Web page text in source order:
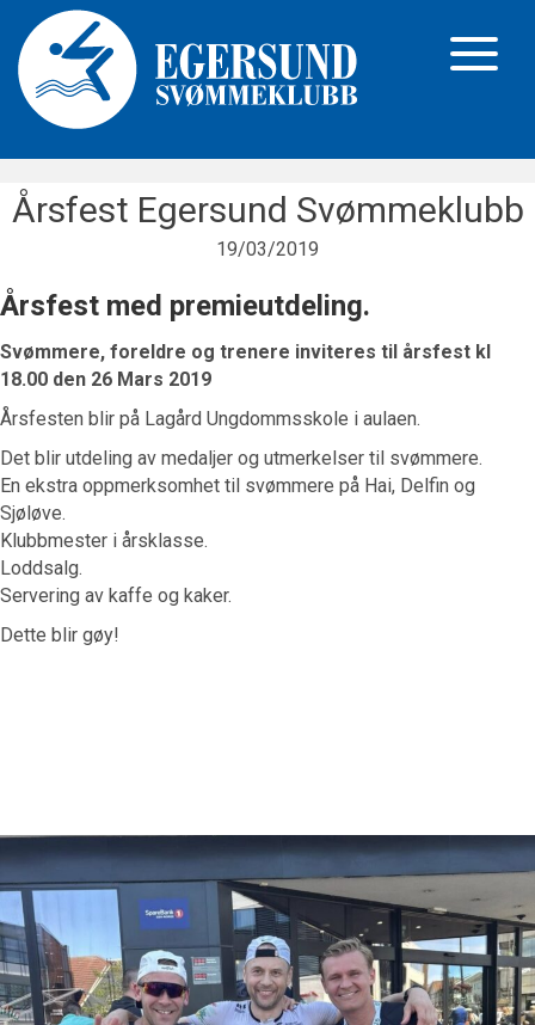
Årsfest Egersund Svømmeklubb
19/03/2019
Årsfest med premieutdeling.
Svømmere, foreldre og trenere inviteres til årsfest kl
18.00 den 26 Mars 2019
Årsfesten blir på Lagård Ungdommsskole i aulaen.
Det blir utdeling av medaljer og utmerkelser til svømmere.
En ekstra oppmerksomhet til svømmere på Hai, Delfin og
Sjøløve.
Klubbmester i årsklasse.
Loddsalg.
Servering av kaffe og kaker.
Dette blir gøy!